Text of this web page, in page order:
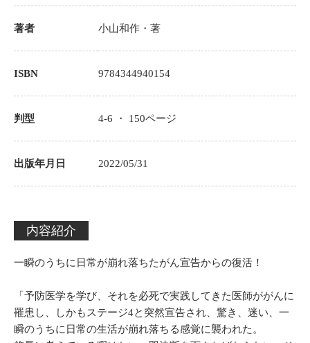
著者 小山和作 ・著
ISBN 9784344940154
判型 4-6 ・ 150ページ
出版年月日 2022/05/31
内容紹介
一瞬のうちに日常が崩れ落ちたがん宣告からの復活！
「予防医学を学び、それを必死で実践してきた医師ががんに
罹患し、しかもステージ4と突然宣告され、驚き、迷い、一
瞬のうちに日常の生活が崩れ落ちる感覚に襲われた。